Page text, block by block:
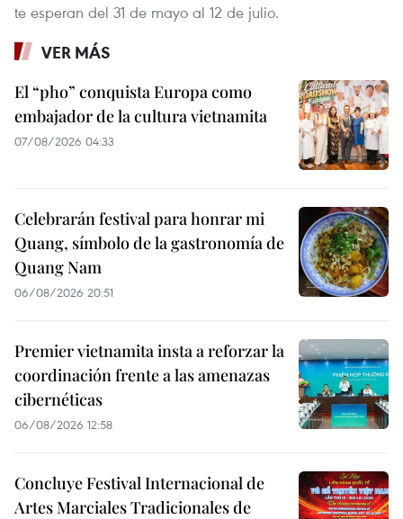
te esperan del 31 de mayo al 12 de julio.
VER MÁS
El “pho” conquista Europa como
embajador de la cultura vietnamita
07/08/2026 04:33
Celebrarán festival para honrar mi
Quang, símbolo de la gastronomía de
Quang Nam
06/08/2026 20:51
Premier vietnamita insta a reforzar la
coordinación frente a las amenazas
cibernéticas
06/08/2026 12:58
Concluye Festival Internacional de
Artes Marciales Tradicionales de